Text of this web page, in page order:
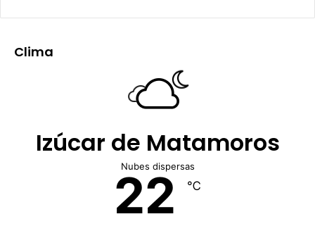
Clima
Izúcar de Matamoros
Nubes dispersas
22 ℃